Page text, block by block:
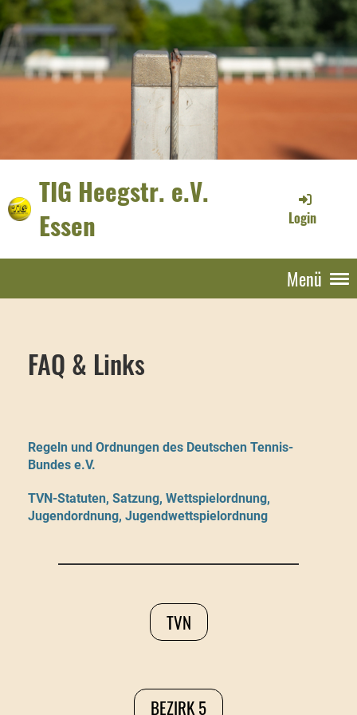
TIG Heegstr. e.V.
Essen
Login
Menü
FAQ & Links
Regeln und Ordnungen des Deutschen Tennis-
Bundes e.V.
TVN-Statuten, Satzung, Wettspielordnung,
Jugendordnung, Jugendwettspielordnung
TVN
BEZIRK 5